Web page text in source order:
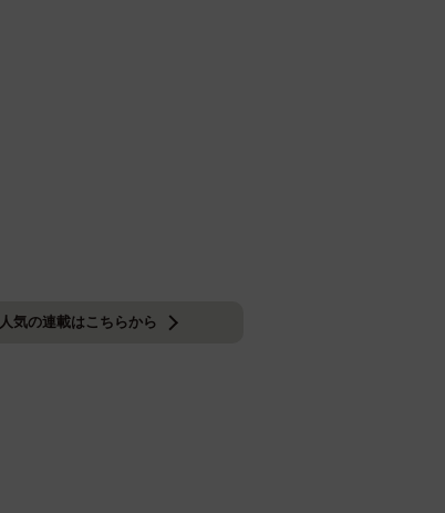
人気の連載はこちらから